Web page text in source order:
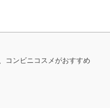
コンビニコスメがおすすめ